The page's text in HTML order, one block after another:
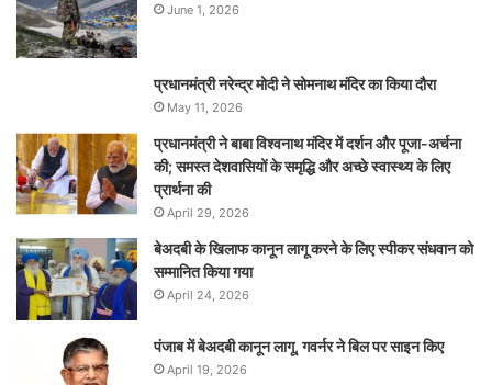
June 1, 2026
प्रधानमंत्री नरेन्‍द्र मोदी ने सोमनाथ मंदिर का किया दौरा
May 11, 2026
प्रधानमंत्री ने बाबा विश्वनाथ मंदिर में दर्शन और पूजा-अर्चना
की; समस्‍त देशवासियों के समृद्धि और अच्छे स्वास्थ्य के लिए
प्रार्थना की
April 29, 2026
बेअदबी के खिलाफ कानून लागू करने के लिए स्पीकर संधवान को
सम्मानित किया गया
April 24, 2026
पंजाब में बेअदबी कानून लागू, गवर्नर ने बिल पर साइन किए
April 19, 2026